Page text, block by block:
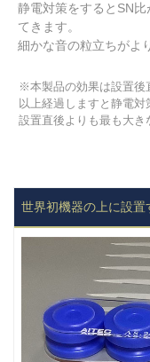
静電対策をするとSN
てきます。
細かな音の粒立ちがよ
※本製品の効果は設置後
以上経過しますと静電
設置直後よりも最も大き